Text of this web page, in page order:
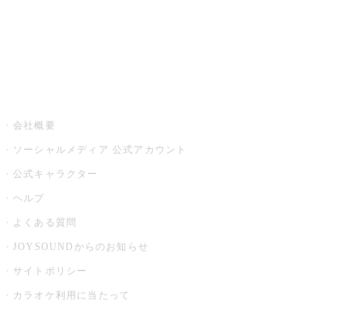
会社概要
ソーシャルメディア 公式アカウント
公式キャラクター
ヘルプ
よくある質問
JOYSOUNDからのお知らせ
サイトポリシー
カラオケ利用に当たって